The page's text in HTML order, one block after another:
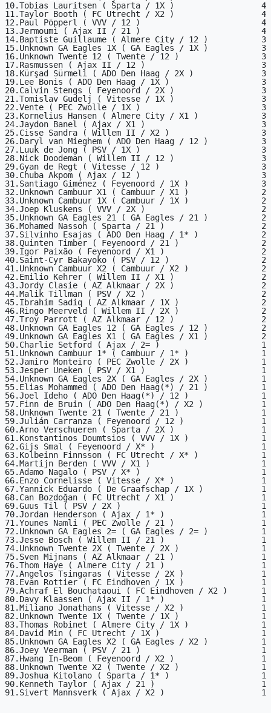
10.Tobias Lauritsen ( Sparta / 1X )                  4
11.Taylor Booth ( FC Utrecht / X2 )                  4
12.Paul Pöpperl ( VVV / 12 )                         4
13.Jermoumi ( Ajax II / 21 )                         4
14.Baptiste Guillaume ( Almere City / 12 )           3
15.Unknown GA Eagles 1X ( GA Eagles / 1X )           3
16.Unknown Twente 12 ( Twente / 12 )                 3
17.Rasmussen ( Ajax II / 12 )                        3
18.Kürşad Sürmeli ( ADO Den Haag / 2X )              3
19.Lee Bonis ( ADO Den Haag / 1X )                   3
20.Calvin Stengs ( Feyenoord / 2X )                  3
21.Tomislav Gudelj ( Vitesse / 1X )                  3
22.Vente ( PEC Zwolle / 1X )                         3
23.Kornelius Hansen ( Almere City / X1 )             3
24.Jaydon Banel ( Ajax / X1 )                        3
25.Cisse Sandra ( Willem II / X2 )                   3
26.Daryl van Mieghem ( ADO Den Haag / 12 )           3
27.Luuk de Jong ( PSV / 1X )                         3
28.Nick Doodeman ( Willem II / 12 )                  3
29.Gyan de Regt ( Vitesse / 12 )                     3
30.Chuba Akpom ( Ajax / 12 )                         3
31.Santiago Giménez ( Feyenoord / 1X )               3
32.Unknown Cambuur X1 ( Cambuur / X1 )               2
33.Unknown Cambuur 1X ( Cambuur / 1X )               2
34.Joep Kluskens ( VVV / 2X )                        2
35.Unknown GA Eagles 21 ( GA Eagles / 21 )           2
36.Mohamed Nassoh ( Sparta / 21 )                    2
37.Silvinho Esajas ( ADO Den Haag / 1* )             2
38.Quinten Timber ( Feyenoord / 21 )                 2
39.Igor Paixão ( Feyenoord / X1 )                    2
40.Saint-Cyr Bakayoko ( PSV / 12 )                   2
41.Unknown Cambuur X2 ( Cambuur / X2 )               2
42.Emilio Kehrer ( Willem II / X1 )                  2
43.Jordy Clasie ( AZ Alkmaar / 2X )                  2
44.Malik Tillman ( PSV / X2 )                        2
45.Ibrahim Sadiq ( AZ Alkmaar / 1X )                 2
46.Ringo Meerveld ( Willem II / 2X )                 2
47.Troy Parrott ( AZ Alkmaar / 12 )                  2
48.Unknown GA Eagles 12 ( GA Eagles / 12 )           2
49.Unknown GA Eagles X1 ( GA Eagles / X1 )           2
50.Charlie Setford ( Ajax / 2= )                     1
51.Unknown Cambuur 1* ( Cambuur / 1* )               1
52.Jamiro Monteiro ( PEC Zwolle / 2X )               1
53.Jesper Uneken ( PSV / X1 )                        1
54.Unknown GA Eagles 2X ( GA Eagles / 2X )           1
55.Elias Mohammed ( ADO Den Haag(*) / 21 )           1
56.Joel Ideho ( ADO Den Haag(*) / 12 )               1
57.Finn de Bruin ( ADO Den Haag(*) / X2 )            1
58.Unknown Twente 21 ( Twente / 21 )                 1
59.Julián Carranza ( Feyenoord / 12 )                1
60.Arno Verschueren ( Sparta / 2X )                  1
61.Konstantinos Doumtsios ( VVV / 1X )               1
62.Gijs Smal ( Feyenoord / X* )                      1
63.Kolbeinn Finnsson ( FC Utrecht / X* )             1
64.Martijn Berden ( VVV / X1 )                       1
65.Adamo Nagalo ( PSV / X* )                         1
66.Enzo Cornelisse ( Vitesse / X* )                  1
67.Yannick Eduardo ( De Graafschap / 1X )            1
68.Can Bozdoğan ( FC Utrecht / X1 )                  1
69.Guus Til ( PSV / 2X )                             1
70.Jordan Henderson ( Ajax / 1* )                    1
71.Younes Namli ( PEC Zwolle / 21 )                  1
72.Unknown GA Eagles 2= ( GA Eagles / 2= )           1
73.Jesse Bosch ( Willem II / 21 )                    1
74.Unknown Twente 2X ( Twente / 2X )                 1
75.Sven Mijnans ( AZ Alkmaar / 21 )                  1
76.Thom Haye ( Almere City / 21 )                    1
77.Angelos Tsingaras ( Vitesse / 2X )                1
78.Evan Rottier ( FC Eindhoven / 1X )                1
79.Achraf El Bouchataoui ( FC Eindhoven / X2 )       1
80.Davy Klaassen ( Ajax II / 1* )                    1
81.Miliano Jonathans ( Vitesse / X2 )                1
82.Unknown Twente 1X ( Twente / 1X )                 1
83.Thomas Robinet ( Almere City / 1X )               1
84.David Min ( FC Utrecht / 1X )                     1
85.Unknown GA Eagles X2 ( GA Eagles / X2 )           1
86.Joey Veerman ( PSV / 21 )                         1
87.Hwang In-Beom ( Feyenoord / X2 )                  1
88.Unknown Twente X2 ( Twente / X2 )                 1
89.Joshua Kitolano ( Sparta / 1* )                   1
90.Kenneth Taylor ( Ajax / 21 )                      1
91.Sivert Mannsverk ( Ajax / X2 )                    1